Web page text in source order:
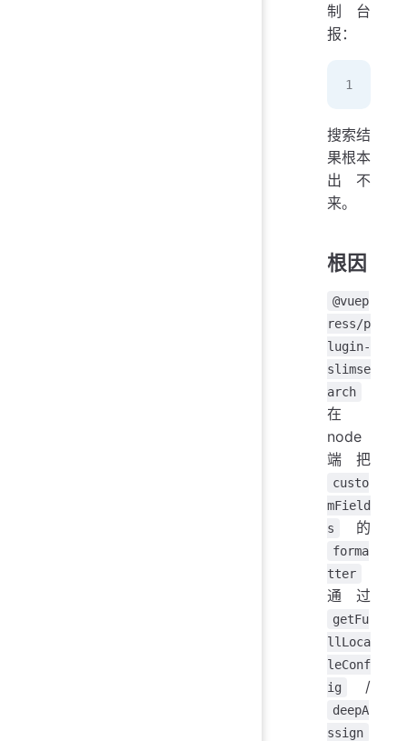
制台
报：
搜索结
果根本
出不
来。
根因
@vuep
ress/p
lugin-
slimse
arch
在
node
端把
custo
mField
s
的
forma
tter
通过
getFu
llLoca
leConf
ig
/
deepA
ssign